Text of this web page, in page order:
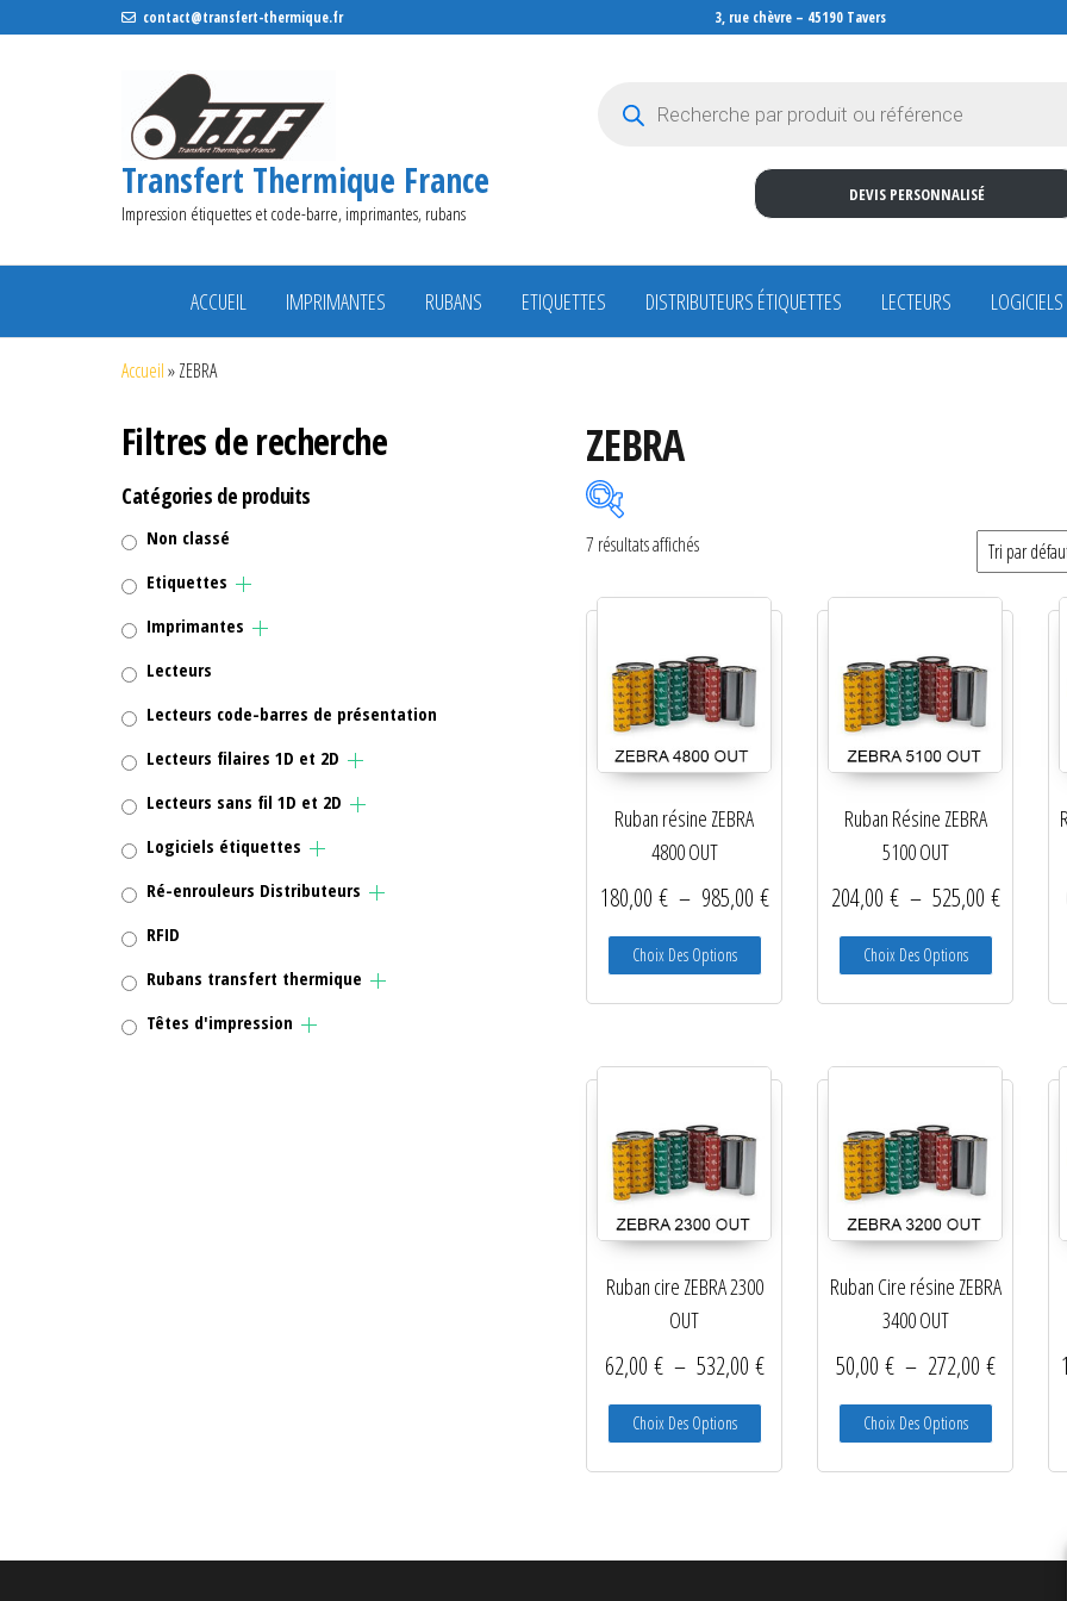
contact@transfert-thermique.fr 3, rue chèvre – 45190 Tavers
Transfert Thermique France
Impression étiquettes et code-barre, imprimantes, rubans
DEVIS PERSONNALISÉ
ACCUEIL IMPRIMANTES RUBANS ETIQUETTES DISTRIBUTEURS ÉTIQUETTES LECTEURS
Accueil»ZEBRA
ZEBRA
Etiquettes
Imprimantes
Lecteurs
Lecteurs code-barres de
Lecteurs sans fil 1D et 2D
Ré-enrouleurs Distributeurs
RFID
Rubans transfert thermique
Têtes d'impression
7 résultats affichés
Ruban résine ZEBRA
4800 OUT
180,00 € – 985,00 €Plage de prix : 180,00 € à 985,00 €
Choix Des Options Ce produit a plusieurs variations. Les options
Ruban Résine ZEBRA
5100 OUT
204,00 € – 525,00 €Plage
Choix Des Options Ce produit
Ruban cire ZEBRA 2300
OUT
62,00 € – 532,00 €Plage de prix : 62,00 € à 532,00 €
Choix Des Options Ce produit a plusieurs variations. Les options
Ruban Cire résine ZEBRA
3400 OUT
50,00 € – 272,00 €Plage de
Choix Des Options Ce produit
Filtres de recherche
Catégories de produits
Non classé
Etiquettes
Imprimantes
Lecteurs
Lecteurs code-barres de présentation
Lecteurs filaires 1D et 2D
Lecteurs sans fil 1D et 2D
Logiciels étiquettes
Ré-enrouleurs Distributeurs
RFID
Rubans transfert thermique
Têtes d'impression